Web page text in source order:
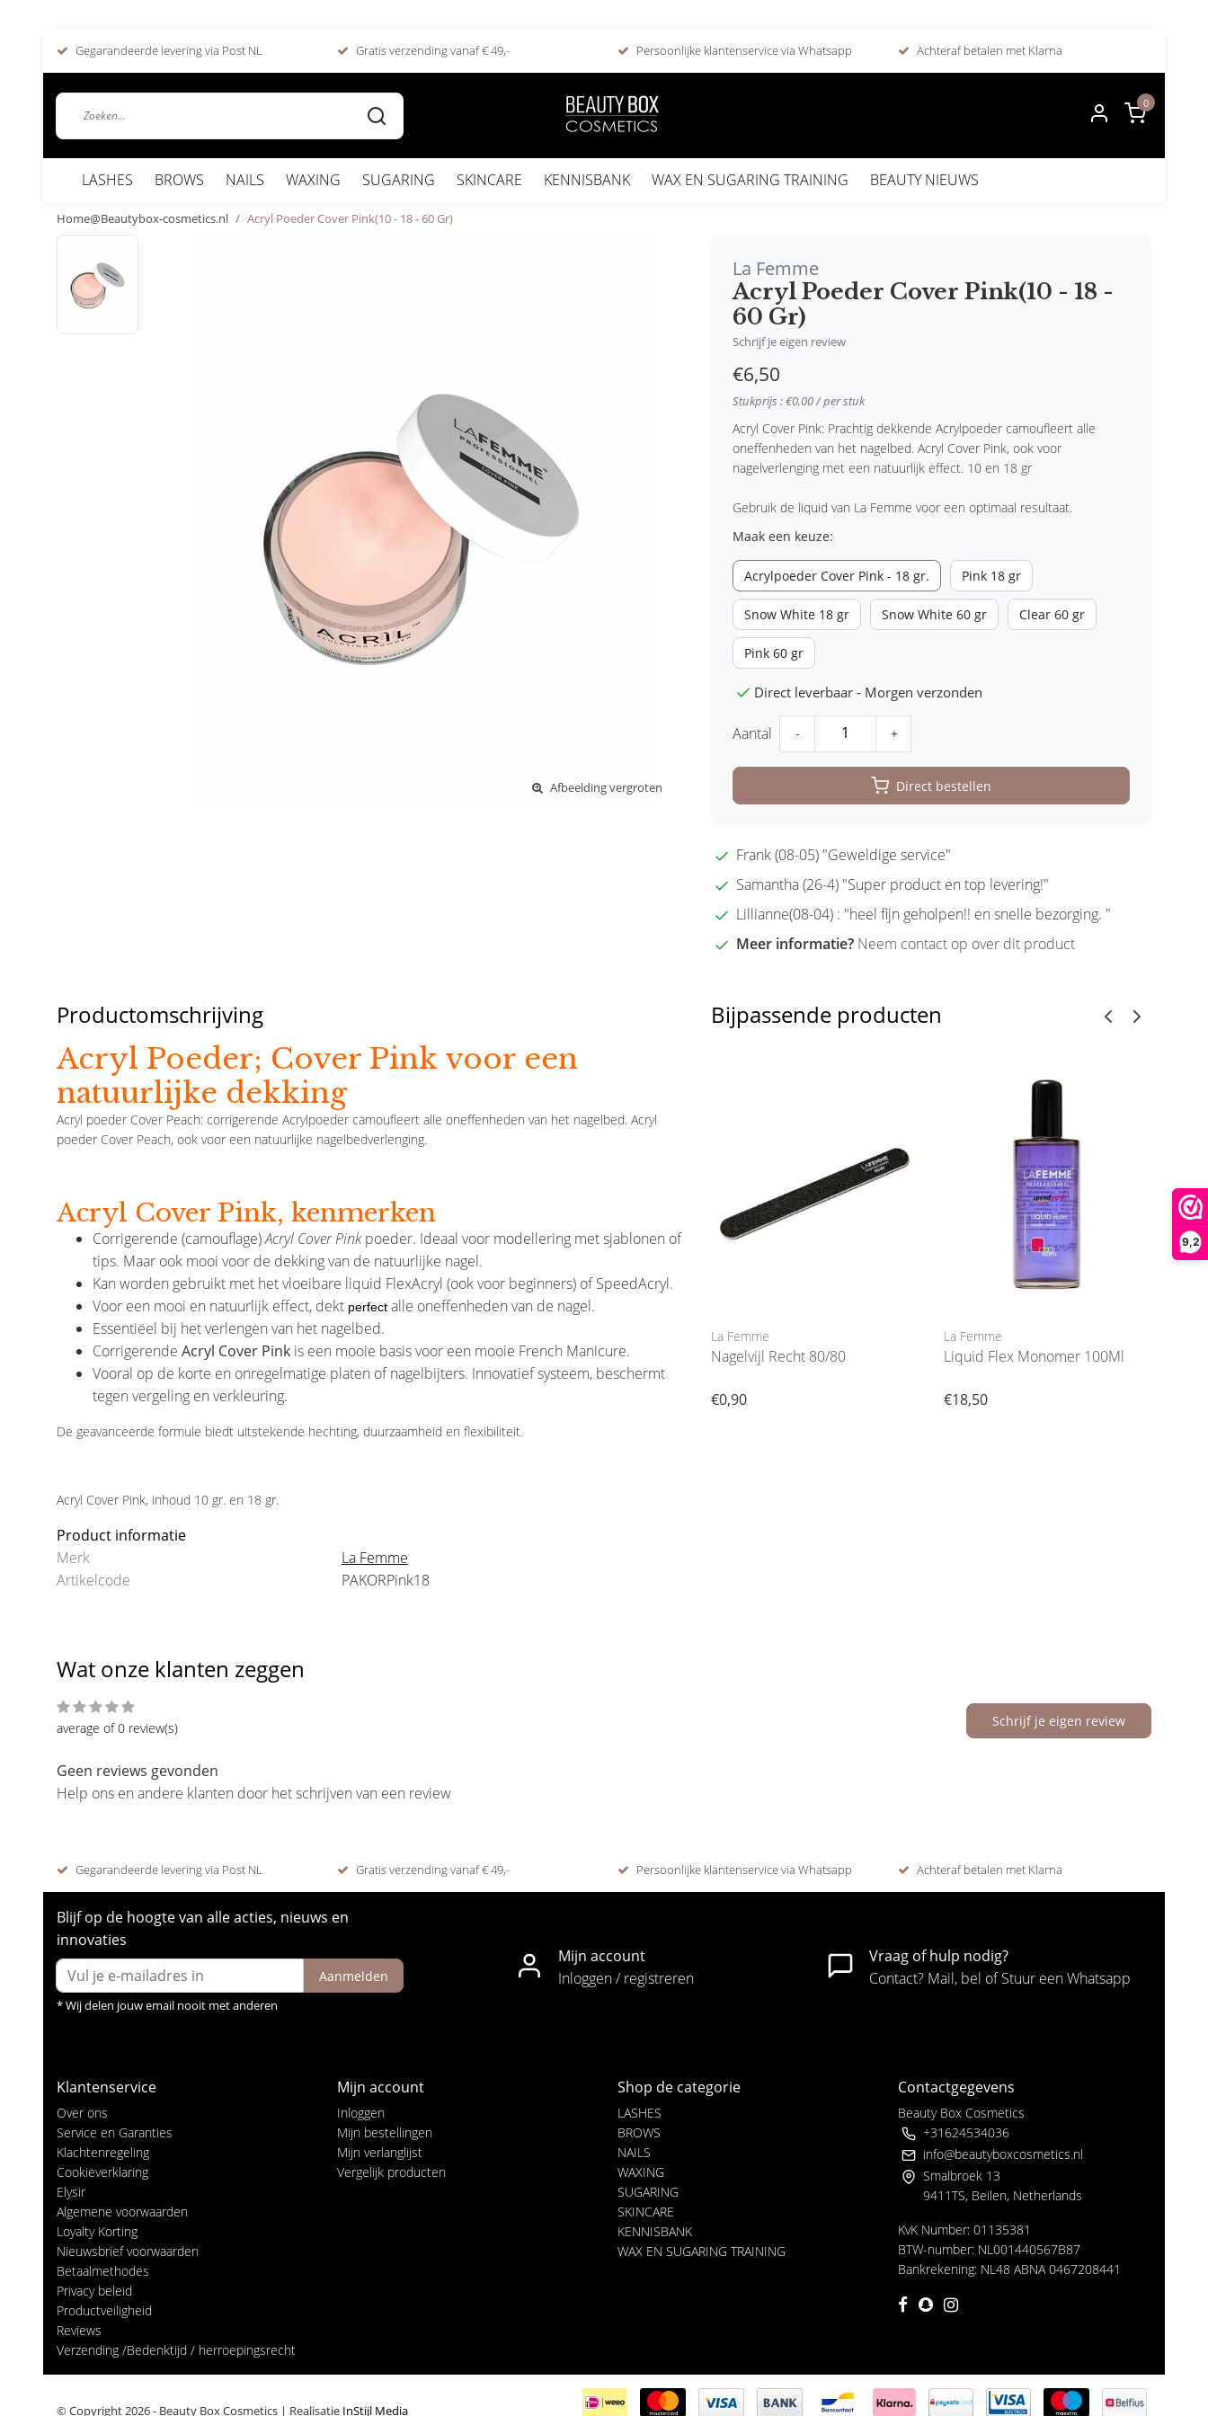
9,2
Gegarandeerde levering via Post NL Gratis verzending vanaf € 49,- Persoonlijke klantenservice via Whatsapp Achteraf betalen met Klarna
0
LASHES BROWS NAILS WAXING SUGARING SKINCARE KENNISBANK WAX EN SUGARING TRAINING BEAUTY NIEUWS
Home@Beautybox-cosmetics.nl Acryl Poeder Cover Pink(10 - 18 - 60 Gr)
Afbeelding vergroten
La Femme
Acryl Poeder Cover Pink(10 - 18 -
60 Gr)
Schrijf je eigen review
€6,50
Stukprijs : €0,00 / per stuk
Acryl Cover Pink: Prachtig dekkende Acrylpoeder camoufleert alle
oneffenheden van het nagelbed. Acryl Cover Pink, ook voor
nagelverlenging met een natuurlijk effect. 10 en 18 gr
Gebruik de liquid van La Femme voor een optimaal resultaat.
Maak een keuze:
Acrylpoeder Cover Pink - 18 gr. Pink 18 gr
Snow White 18 gr Snow White 60 gr Clear 60 gr
Pink 60 gr
Direct leverbaar - Morgen verzonden
Aantal - +
Direct bestellen
Frank (08-05) "Geweldige service"
Samantha (26-4) "Super product en top levering!"
Lillianne(08-04) : "heel fijn geholpen!! en snelle bezorging. "
Meer informatie? Neem contact op over dit product
Productomschrijving
Acryl Poeder; Cover Pink voor een
natuurlijke dekking
Acryl poeder Cover Peach: corrigerende Acrylpoeder camoufleert alle oneffenheden van het nagelbed. Acryl
poeder Cover Peach, ook voor een natuurlijke nagelbedverlenging.
Acryl Cover Pink, kenmerken
Corrigerende (camouflage)Acryl Cover Pinkpoeder. Ideaal voor modellering met sjablonen of
tips. Maar ook mooi voor de dekking van de natuurlijke nagel.
Kan worden gebruikt met het vloeibare liquid FlexAcryl (ook voor beginners) of SpeedAcryl.
Voor een mooi en natuurlijk effect, dekt perfect alle oneffenheden van de nagel.
Essentiëel bij het verlengen van het nagelbed.
Corrigerende Acryl Cover Pink is een mooie basis voor een mooie French Manicure.
Vooral op de korte en onregelmatige platen of nagelbijters. Innovatief systeem, beschermt
tegen vergeling en verkleuring.
De geavanceerde formule biedt uitstekende hechting, duurzaamheid en flexibiliteit.
Acryl Cover Pink, inhoud 10 gr. en 18 gr.
Product informatie
Merk
La Femme
Artikelcode
PAKORPink18
Bijpassende producten
La Femme
Allround Carbide Large Cone
Frees Bit 5 ( Medium)
€26,95
Liquid Flex Monomer Slow
Drying Formula Vloeibaar 100Ml
La Femme
Nagelvijl Recht 80/80
€0,90
La Femme
Liquid Flex Monomer 100Ml
€18,50
Wat onze klanten zeggen
average of 0 review(s) Schrijf je eigen review
Geen reviews gevonden
Help ons en andere klanten door het schrijven van een review
Gegarandeerde levering via Post NL Gratis verzending vanaf € 49,- Persoonlijke klantenservice via Whatsapp Achteraf betalen met Klarna
Blijf op de hoogte van alle acties, nieuws en
innovaties
Aanmelden
* Wij delen jouw email nooit met anderen
Mijn account
Inloggen / registreren
Vraag of hulp nodig?
Contact? Mail, bel of Stuur een Whatsapp
Klantenservice
Over ons
Service en Garanties
Klachtenregeling
Cookieverklaring
Elysir
Algemene voorwaarden
Loyalty Korting
Nieuwsbrief voorwaarden
Betaalmethodes
Privacy beleid
Productveiligheid
Reviews
Verzending /Bedenktijd / herroepingsrecht
Mijn account
Inloggen
Mijn bestellingen
Mijn verlanglijst
Vergelijk producten
Shop de categorie
LASHES
BROWS
NAILS
WAXING
SUGARING
SKINCARE
KENNISBANK
WAX EN SUGARING TRAINING
Contactgegevens
Beauty Box Cosmetics
+31624534036
info@beautyboxcosmetics.nl
Smalbroek 13
9411TS, Beilen, Netherlands
KvK Number: 01135381
BTW-number: NL001440567B87
Bankrekening: NL48 ABNA 0467208441
© Copyright 2026 - Beauty Box Cosmetics | Realisatie InStijl Media